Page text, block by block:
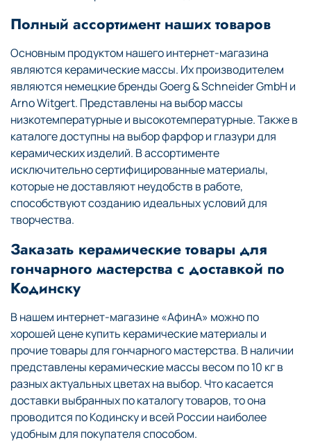
Полный ассортимент наших товаров
Основным продуктом нашего интернет-магазина
являются керамические массы. Их производителем
являются немецкие бренды Goerg & Schneider GmbH и
Arno Witgert. Представлены на выбор массы
низкотемпературные и высокотемпературные. Также в
каталоге доступны на выбор фарфор и глазури для
керамических изделий. В ассортименте
исключительно сертифицированные материалы,
которые не доставляют неудобств в работе,
способствуют созданию идеальных условий для
творчества.
Заказать керамические товары для
гончарного мастерства с доставкой по
Кодинску
В нашем интернет-магазине «АфинА» можно по
хорошей цене купить керамические материалы и
прочие товары для гончарного мастерства. В наличии
представлены керамические массы весом по 10 кг в
разных актуальных цветах на выбор. Что касается
доставки выбранных по каталогу товаров, то она
проводится по Кодинску и всей России наиболее
удобным для покупателя способом.